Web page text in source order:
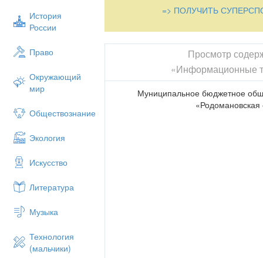
История
России
Право
Окружающий
мир
Обществознание
Экология
Искусство
Литература
Музыка
Технология
(мальчики)
=> ПОЛУЧИТЬ
Просмотр
«Информационные
Муниципальное бюджетное